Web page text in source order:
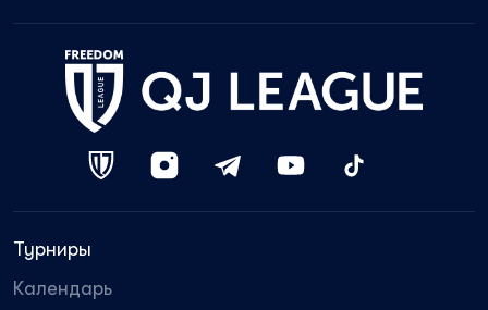
Турниры
Календарь